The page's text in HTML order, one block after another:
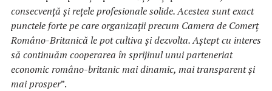
consecvență și rețele profesionale solide. Acestea sunt exact
punctele forte pe care organizații precum Camera de Comerț
Româno-Britanică le pot cultiva și dezvolta. Aștept cu interes
să continuăm cooperarea în sprijinul unui parteneriat
economic româno-britanic mai dinamic, mai transparent și
mai prosper”.